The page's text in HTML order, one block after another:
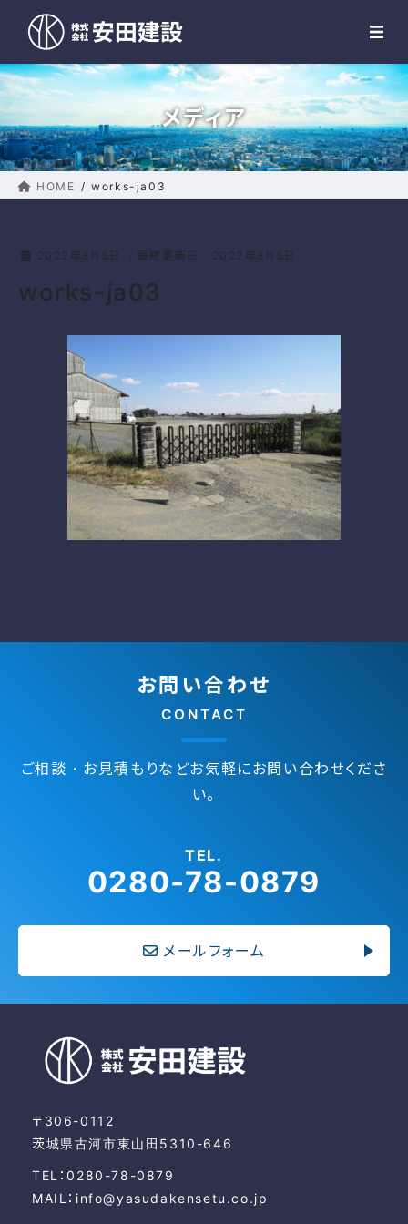
ン
ツ
に
移
動
ー
シ
ョ
ン
に
メディア
HOME works-ja03
2022年8月5日 / 最終更新日 : 2022年8月5日
works-ja03
お問い合わせ
CONTACT
ご相談・お見積もりなどお気軽にお問い合わせくださ
い。
TEL.
0280-78-0879
メールフォーム
〒306-0112
茨城県古河市東山田5310-646
TEL：0280-78-0879
MAIL：info@yasudakensetu.co.jp